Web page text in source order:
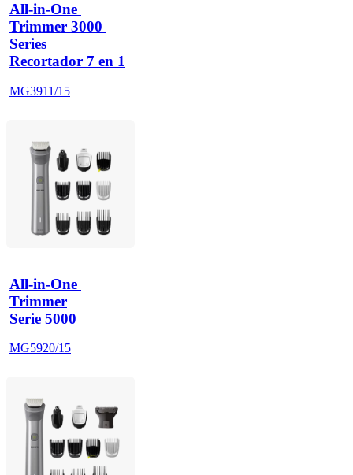
All-in-One
Trimmer 3000
Series
Recortador 7 en 1
MG3911/15
All-in-One
Trimmer
Serie 5000
MG5920/15